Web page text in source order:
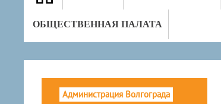
ОБЩЕСТВЕННАЯ ПАЛАТА
Администрация Волгограда